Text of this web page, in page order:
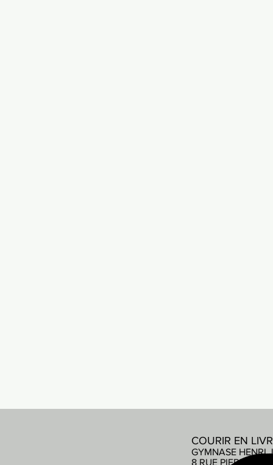
COURIR EN
GYMNASE HENRI
8 RUE PIERRE DE